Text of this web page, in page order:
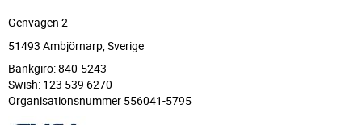
Genvägen 2
51493 Ambjörnarp, Sverige
Bankgiro: 840-5243
Swish: 123 539 6270
Organisationsnummer 556041-5795